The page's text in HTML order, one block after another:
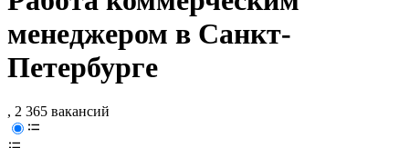
менеджером в Санкт-
Петербурге
, 2 365 вакансий